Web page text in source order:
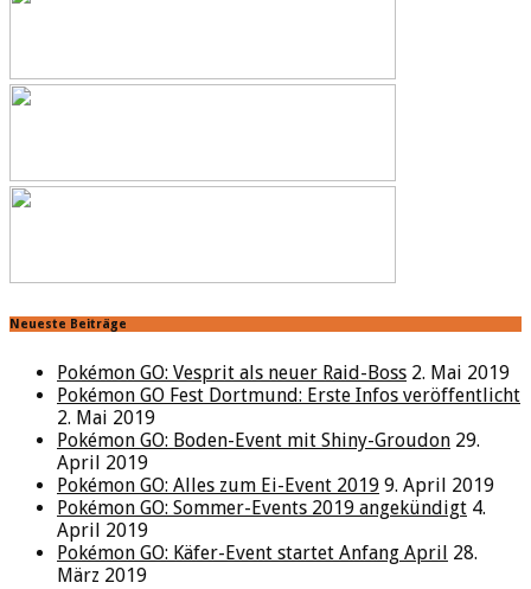
Neueste Beiträge
Pokémon GO: Vesprit als neuer Raid-Boss 2. Mai 2019
Pokémon GO Fest Dortmund: Erste Infos veröffentlicht
2. Mai 2019
Pokémon GO: Boden-Event mit Shiny-Groudon 29.
April 2019
Pokémon GO: Alles zum Ei-Event 2019 9. April 2019
Pokémon GO: Sommer-Events 2019 angekündigt 4.
April 2019
Pokémon GO: Käfer-Event startet Anfang April 28.
März 2019